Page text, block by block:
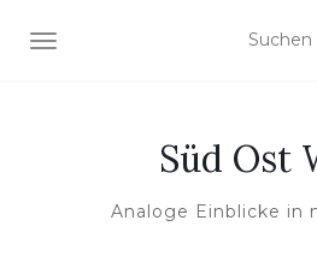
NAVIGATION UMSCHALTEN
Süd Ost
Analoge Einblicke in